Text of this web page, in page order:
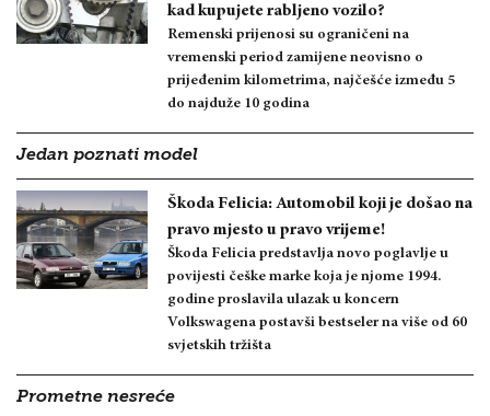
kad kupujete rabljeno vozilo?
Remenski prijenosi su ograničeni na
vremenski period zamijene neovisno o
prijeđenim kilometrima, najčešće između 5
do najduže 10 godina
Jedan poznati model
Škoda Felicia: Automobil koji je došao na
pravo mjesto u pravo vrijeme!
Škoda Felicia predstavlja novo poglavlje u
povijesti češke marke koja je njome 1994.
godine proslavila ulazak u koncern
Volkswagena postavši bestseler na više od 60
svjetskih tržišta
Prometne nesreće